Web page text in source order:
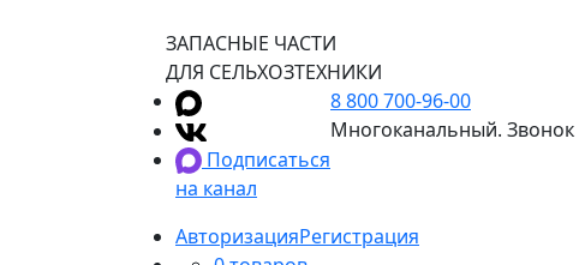
ЗАПАСНЫЕ ЧАСТИ
ДЛЯ СЕЛЬХОЗТЕХНИКИ
Подписаться
на канал
8 800 700-96-00
Многоканальный.
АвторизацияРегистрация